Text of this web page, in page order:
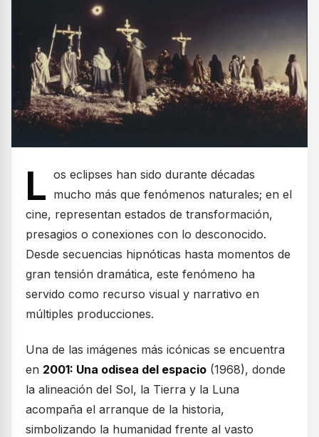
L os eclipses han sido durante décadas
mucho más que fenómenos naturales; en el
cine, representan estados de transformación,
presagios o conexiones con lo desconocido.
Desde secuencias hipnóticas hasta momentos de
gran tensión dramática, este fenómeno ha
servido como recurso visual y narrativo en
múltiples producciones.
Una de las imágenes más icónicas se encuentra
en 2001: Una odisea del espacio (1968), donde
la alineación del Sol, la Tierra y la Luna
acompaña el arranque de la historia,
simbolizando la humanidad frente al vasto